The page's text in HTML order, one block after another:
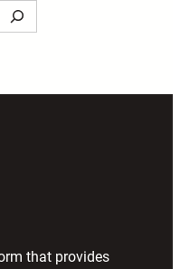
that provides